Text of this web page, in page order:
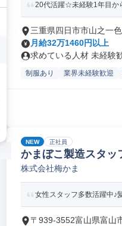
20代活躍☆未経験1年目か
三重県四日市市山之一
月給32万1460円以上
求めている人材 未経験
制服あり 業界未経験歓迎
NEW 正社員
かまぼこ製造スタッ
株式会社梅かま
女性スタッフ多数活躍中♪
〒939-3552富山県富山